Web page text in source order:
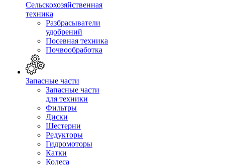
Сельскохозяйственная
техника
Разбрасыватели
удобрений
Посевная техника
Почвообработка
Запасные части
Запасные части
для техники
Фильтры
Диски
Шестерни
Редукторы
Гидромоторы
Катки
Колеса